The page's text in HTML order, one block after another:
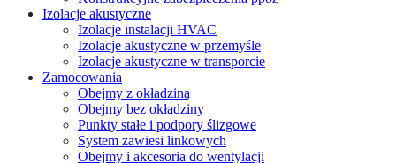
Izolacje akustyczne
Izolacje instalacji HVAC
Izolacje akustyczne w przemyśle
Izolacje akustyczne w transporcie
Zamocowania
Obejmy z okładziną
Obejmy bez okładziny
Punkty stałe i podpory ślizgowe
System zawiesi linkowych
Obejmy i akcesoria do wentylacji